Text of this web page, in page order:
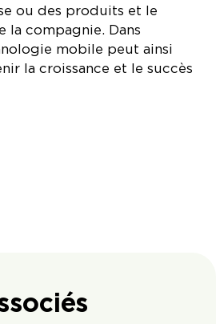
ou des produits et le
la compagnie. Dans
mobile peut ainsi
la croissance et le succès